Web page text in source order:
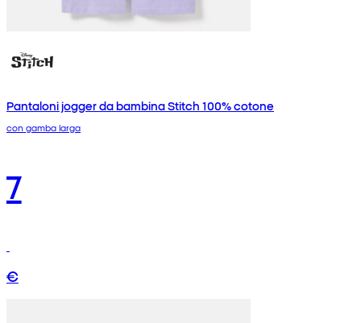
Pantaloni jogger da bambina Stitch 100% cotone
con gamba larga
7
€